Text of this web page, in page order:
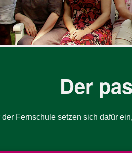
Der
der Fern­schule set­zen sich dafür
Bitte akzeptieren Sie